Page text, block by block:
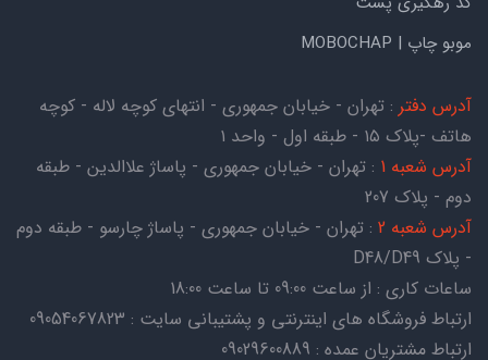
موبو چاپ | MOBOCHAP
آدرس دفتر : تهران - خیابان جمهوری - انتهای کوچه لاله - کوچه
هاتف -پلاک ۱۵ - طبقه اول - واحد ۱
آدرس شعبه 1
: تهران - خیابان جمهوری - پاساژ علاالدین - طبقه
دوم - پلاک 207
آدرس شعبه 2
: تهران - خیابان جمهوری - پاساژ چارسو - طبقه دوم
- پلاک D48/D49
ساعات کاری : از ساعت 09:00 تا ساعت 18:00
ارتباط فروشگاه های اینترنتی و پشتیبانی سایت : 09054067823
ارتباط مشتریان عمده : 09029600889